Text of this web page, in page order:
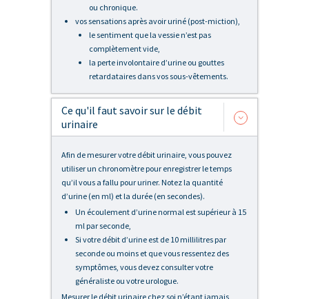
ou chronique.
vos sensations après avoir uriné (post-miction),
le sentiment que la vessie n’est pas
complètement vide,
la perte involontaire d’urine ou gouttes
retardataires dans vos sous-vêtements.
Ce qu'il faut savoir sur le débit
urinaire
Afin de mesurer votre débit urinaire, vous pouvez
utiliser un chronomètre pour enregistrer le temps
qu’il vous a fallu pour uriner. Notez la quantité
d’urine (en ml) et la durée (en secondes).
Un écoulement d’urine normal est supérieur à 15
ml par seconde,
Si votre débit d’urine est de 10 millilitres par
seconde ou moins et que vous ressentez des
symptômes, vous devez consulter votre
généraliste ou votre urologue.
Mesurer le débit urinaire chez soi n’étant jamais